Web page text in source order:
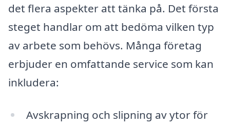
det flera aspekter att tänka på. Det första
steget handlar om att bedöma vilken typ
av arbete som behövs. Många företag
erbjuder en omfattande service som kan
inkludera:
Avskrapning och slipning av ytor för